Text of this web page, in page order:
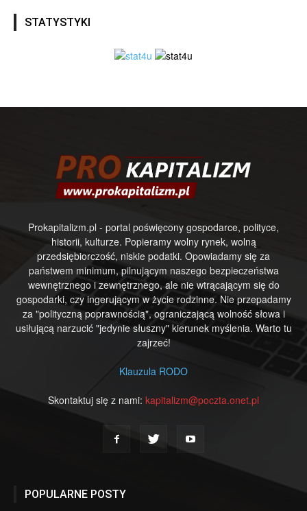
STATYSTYKI
Prokapitalizm.pl - portal poświęcony gospodarce, polityce,
historii, kulturze. Popieramy wolny rynek, wolną
przedsiębiorczość, niskie podatki. Opowiadamy się za
państwem minimum, pilnującym naszego bezpieczeństwa
wewnętrznego i zewnętrznego, ale nie wtrącającym się do
gospodarki, czy ingerującym w życie rodzinne. Nie przepadamy
za "polityczną poprawnością", ograniczającą wolność słowa i
usiłującą narzucić "jedynie słuszny" kierunek myślenia. Warto tu
zajrzeć!
Klauzula RODO
Skontaktuj się z nami: kapitalizm@poczta.onet.pl
POPULARNE POSTY